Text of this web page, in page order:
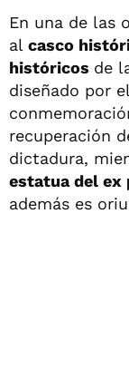
En una de las
al casco
históricos de
diseñado por
recuperación
dictadura,
estatua del ex
además es